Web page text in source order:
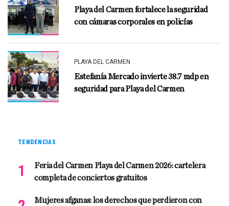
Playa del Carmen fortalece la seguridad
con cámaras corporales en policías
PLAYA DEL CARMEN
Estefanía Mercado invierte 38.7 mdp en
seguridad para Playa del Carmen
TENDENCIAS
Feria del Carmen Playa del Carmen 2026: cartelera
completa de conciertos gratuitos
Mujeres afganas: los derechos que perdieron con